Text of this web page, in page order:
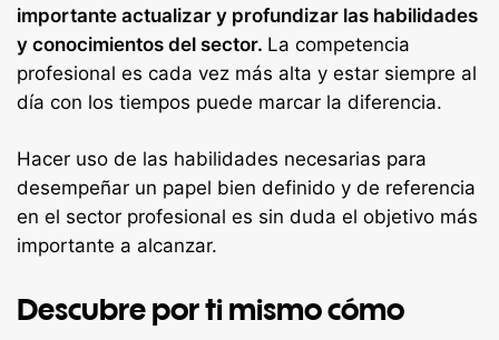
importante actualizar y profundizar las habilidades
y conocimientos del sector. La competencia
profesional es cada vez más alta y estar siempre al
día con los tiempos puede marcar la diferencia.
Hacer uso de las habilidades necesarias para
desempeñar un papel bien definido y de referencia
en el sector profesional es sin duda el objetivo más
importante a alcanzar.
Descubre por ti mismo cómo